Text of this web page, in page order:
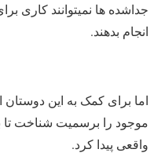
جداشده ها نمیتوانند کاری
انجام بدهند.
اما برای کمک به این دوستان
موجود را برسمیت شناخت تا
واقعی پیدا کرد.